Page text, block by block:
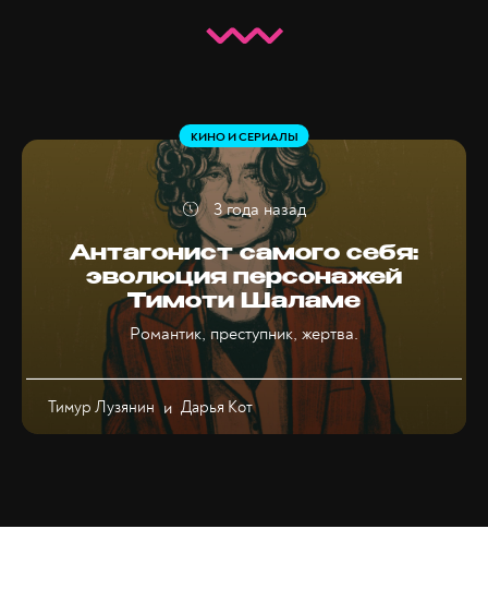
Антагонист самого себя:
эволюция персонажей
Тимоти Шаламе
Романтик, преступник, жертва.
КИНО И СЕРИАЛЫ
Тимур Лузянини Дарья Кот
3 года назад